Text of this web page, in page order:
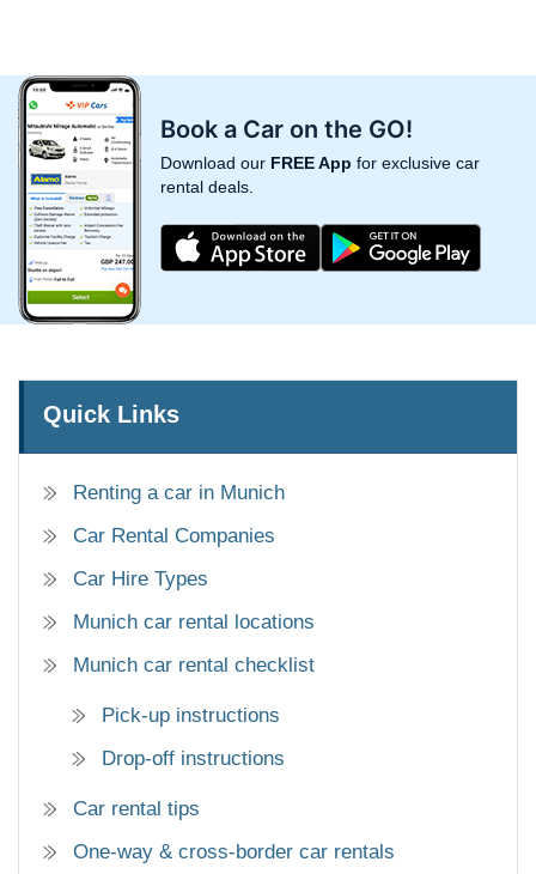
Book a Car on the GO!
Download our FREE App for exclusive car
rental deals.
Quick Links
Renting a car in Munich
Car Rental Companies
Car Hire Types
Munich car rental locations
Munich car rental checklist
Pick-up instructions
Drop-off instructions
Car rental tips
One-way & cross-border car rentals